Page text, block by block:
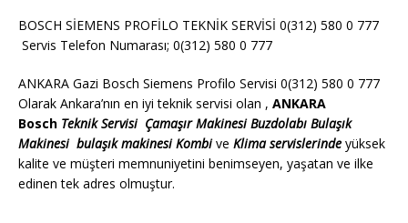
BOSCH SİEMENS PROFİLO TEKNİK SERVİSİ 0(312) 580 0 777
Servis Telefon Numarası; 0(312) 580 0 777
ANKARA Gazi Bosch Siemens Profilo Servisi 0(312) 580 0 777
Olarak Ankara’nın en iyi teknik servisi olan , ANKARA
Bosch Teknik Servisi Çamaşır MakinesiBuzdolabı Bulaşık
Makinesi bulaşık makinesiKombive Klima servislerinde yüksek
kalite ve müşteri memnuniyetini benimseyen, yaşatan ve ilke
edinen tek adres olmuştur.